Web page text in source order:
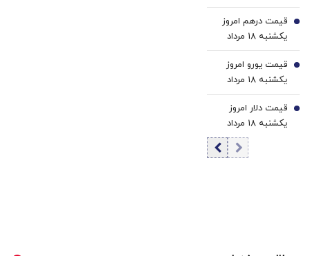
سرمربی جدید شد
قیمت درهم امروز
یکشنبه ۱۸ مرداد
۱۴۰۵/ افزایش
قیمت درهم
5
قیمت یورو امروز
یکشنبه ۱۸ مرداد
۱۴۰۵/ افزایش
قیمت یورو
6
قیمت دلار امروز
یکشنبه ۱۸ مرداد
۱۴۰۵/ افزایش
7